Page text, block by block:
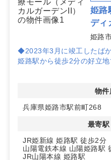
姫路
ディ
姫路
◆2023年3月に竣工したば
姫路駅から徒歩2分の好立地
物件
兵庫県姫路市駅前町268
最寄
JR姫新線 姫路駅 徒歩2分
山陽電鉄本線 山陽姫路駅
JR山陽本線 姫路駅